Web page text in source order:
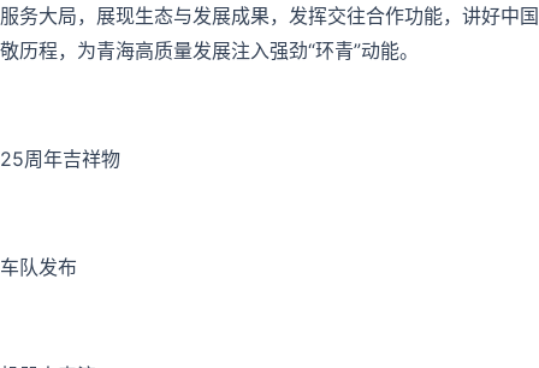
服务大局，展现生态与发展成果，发挥交往合作功能，讲好中
敬历程，为青海高质量发展注入强劲“环青”动能。
25周年吉祥物
车队发布